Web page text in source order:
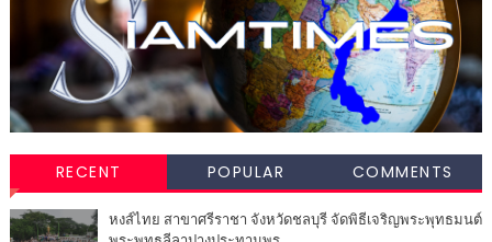
RECENT POPULAR COMMENTS
หงส์ไทย สาขาศรีราชา จังหวัดชลบุรี จัดพิธีเจริญพระพุทธมนต์